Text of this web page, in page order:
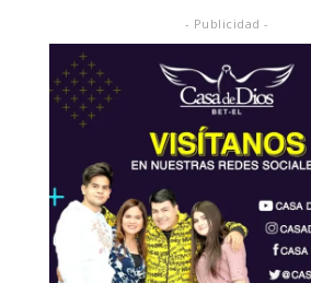
- Publicidad -